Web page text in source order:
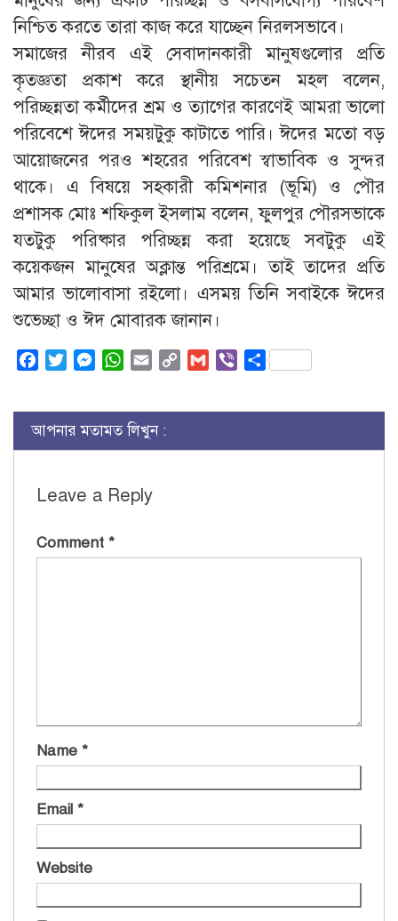
নিশ্চিত করতে তারা কাজ করে যাচ্ছেন নিরলসভাবে।
সমাজের নীরব এই সেবাদানকারী মানুষগুলোর প্রতি
কৃতজ্ঞতা প্রকাশ করে স্থানীয় সচেতন মহল বলেন,
পরিচ্ছন্নতা কর্মীদের শ্রম ও ত্যাগের কারণেই আমরা ভালো
পরিবেশে ঈদের সময়টুকু কাটাতে পারি। ঈদের মতো বড়
আয়োজনের পরও শহরের পরিবেশ স্বাভাবিক ও সুন্দর
থাকে। এ বিষয়ে সহকারী কমিশনার (ভূমি) ও পৌর
প্রশাসক মোঃ শফিকুল ইসলাম বলেন, ফুলপুর পৌরসভাকে
যতটুকু পরিষ্কার পরিচ্ছন্ন করা হয়েছে সবটুকু এই
কয়েকজন মানুষের অক্লান্ত পরিশ্রমে। তাই তাদের প্রতি
আমার ভালোবাসা রইলো। এসময় তিনি সবাইকে ঈদের
শুভেচ্ছা ও ঈদ মোবারক জানান।
FacebookTwitterMessenger
WhatsApp
Email
Copy
Gmail ViberShare
আপনার মতামত লিখুন :
Leave a Reply
Comment *
Name *
Email *
Website